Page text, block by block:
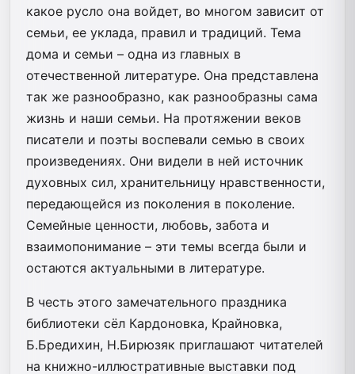
какое русло она войдет, во многом зависит от
семьи, ее уклада, правил и традиций. Тема
дома и семьи – одна из главных в
отечественной литературе. Она представлена
так же разнообразно, как разнообразны сама
жизнь и наши семьи. На протяжении веков
писатели и поэты воспевали семью в своих
произведениях. Они видели в ней источник
духовных сил, хранительницу нравственности,
передающейся из поколения в поколение.
Семейные ценности, любовь, забота и
взаимопонимание – эти темы всегда были и
остаются актуальными в литературе.
В честь этого замечательного праздника
библиотеки сёл Кардоновка, Крайновка,
Б.Бредихин, Н.Бирюзяк приглашают читателей
на книжно-иллюстративные выставки под